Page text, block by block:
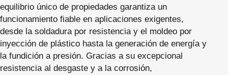
equilibrio único de propiedades garantiza un
funcionamiento fiable en aplicaciones exigentes,
desde la soldadura por resistencia y el moldeo por
inyección de plástico hasta la generación de energía y
la fundición a presión. Gracias a su excepcional
resistencia al desgaste y a la corrosión,